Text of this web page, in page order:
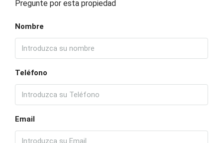
Pregunte por esta propiedad
Nombre
Teléfono
Email